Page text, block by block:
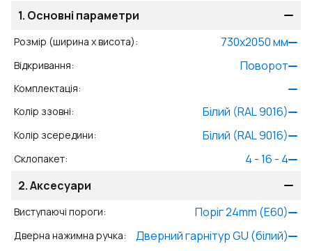
1. Основні параметри
Розмір (ширина x висота): 730x2050мм
Відкривання: Поворот
Комплектація:
Колір ззовні: Білий (RAL 9016)
Колір зсередини: Білий (RAL 9016)
Склопакет:
4 - 16 - 4
2.Аксесуари
Виступаючі пороги: Поріг 24mm (E60)
Дверна нажимна ручка: Дверний гарнітур GU (білий)